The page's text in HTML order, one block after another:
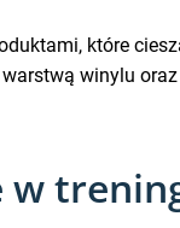
które
winylu
w